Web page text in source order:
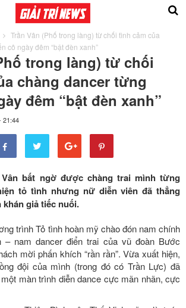
Trần Vân (Phố trong làng) từ chối tình cảm của
cô ngày đêm “bật đèn xanh”
trong làng) từ chối
chàng dancer từng
đêm “bật đèn xanh”
21:44
Vân bất ngờ được chàng trai mình từng
tỏ tình nhưng nữ diễn viên đã thẳng
giả tiếc nuối.
trình Tỏ tình hoàn mỹ chào đón nam chính
– nam dancer điển trai của vũ đoàn Bước
mời phấn khích “rần rần”. Vừa xuất hiện,
đội của mình (trong đó có Trần Lực) đã
màn trình diễn dance cực mãn nhãn, cực